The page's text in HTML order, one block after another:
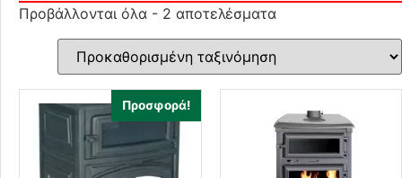
Προβάλλονται όλα - 2 αποτελέσματα
Προσφορά!